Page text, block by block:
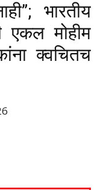
भारतीय
एकल मोहीम
क्वचितच